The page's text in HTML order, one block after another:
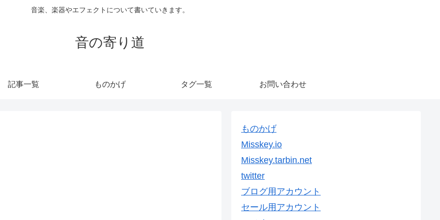
音楽、楽器やエフェクトについて書いていきます。
音の寄り道
記事一覧 ものかげ タグ一覧 お問い合わせ
ものかげ
Misskey.io
Misskey.tarbin.net
twitter
ブログ用アカウント
セール用アカウント